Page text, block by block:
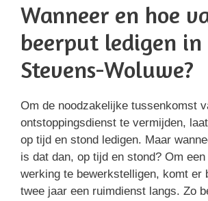
Wanneer en hoe
beerput ledigen
Stevens-Woluwe?
Om de noodzakelijke tussenkomst
ontstoppingsdienst te vermijden,
op tijd en stond ledigen. Maar
is dat dan, op tijd en stond? Om
werking te bewerkstelligen, komt er
twee jaar een ruimdienst langs. Zo